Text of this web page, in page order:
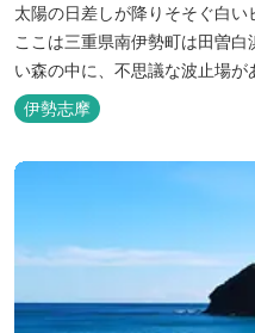
太陽の日差しが降りそそぐ白い
ここは三重県南伊勢町は田曽
い森の中に、不思議な波止場
のは3艇のヨット。日本初の森のマリーナで
インテリアは見た目からは想像
間。夏場でもエアコン完備で
伊勢志摩